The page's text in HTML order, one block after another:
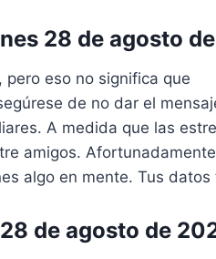
28 de agosto
eso no significa que
de no dar el
A medida que las
amigos.
algo en mente. Tus datos
de agosto de